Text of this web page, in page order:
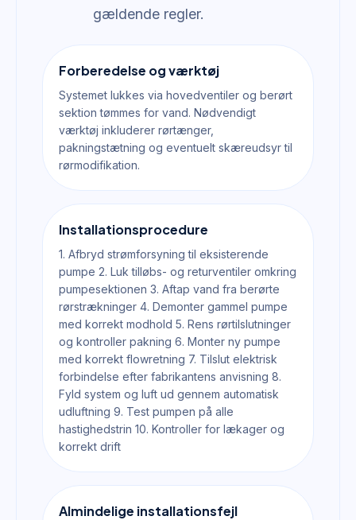
gældende regler.
Forberedelse og værktøj
Systemet lukkes via hovedventiler og berørt
sektion tømmes for vand. Nødvendigt
værktøj inkluderer rørtænger,
pakningstætning og eventuelt skæreudsyr til
rørmodifikation.
Installationsprocedure
1. Afbryd strømforsyning til eksisterende
pumpe 2. Luk tilløbs- og returventiler omkring
pumpesektionen 3. Aftap vand fra berørte
rørstrækninger 4. Demonter gammel pumpe
med korrekt modhold 5. Rens rørtilslutninger
og kontroller pakning 6. Monter ny pumpe
med korrekt flowretning 7. Tilslut elektrisk
forbindelse efter fabrikantens anvisning 8.
Fyld system og luft ud gennem automatisk
udluftning 9. Test pumpen på alle
hastighedstrin 10. Kontroller for lækager og
korrekt drift
Almindelige installationsfejl